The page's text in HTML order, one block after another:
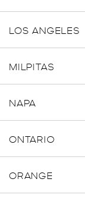
LOS ANGELES
MILPITAS
NAPA
ONTARIO
ORANGE